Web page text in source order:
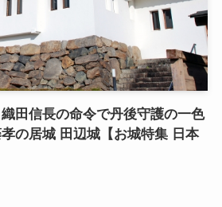
田信長の命令で丹後守護の一色
の居城 田辺城【お城特集 日本